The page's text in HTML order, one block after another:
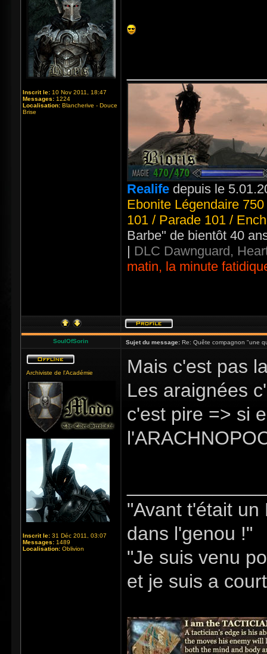
Inscrit le: 10 Nov 2011, 18:47
Messages: 1224
Localisation: Blancherive - Douce
Brise
Realife depuis le
Ebonite Légendaire
101 / Parade 101 /
Barbe" de bientôt 40
| DLC Dawnguard,
matin, la minute
SoulOfSorin Sujet du message: Re: Quête compagnon "une
Archiviste de l'Académie
Inscrit le: 31 Déc 2011, 03:07
Messages: 1489
Localisation: Oblivion
Mais c'est pas
Les araignées
c'est pire => si
"Avant t'était
dans l'genou !"
"Je suis venu
et je suis a